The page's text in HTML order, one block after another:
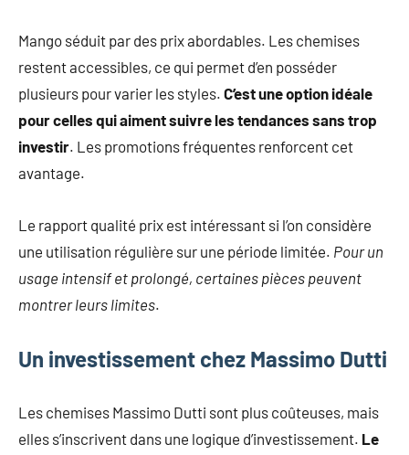
Mango séduit par des prix abordables. Les chemises
restent accessibles, ce qui permet d’en posséder
plusieurs pour varier les styles. C’est une option idéale
pour celles qui aiment suivre les tendances sans trop
investir. Les promotions fréquentes renforcent cet
avantage.
Le rapport qualité prix est intéressant si l’on considère
une utilisation régulière sur une période limitée. Pour un
usage intensif et prolongé, certaines pièces peuvent
montrer leurs limites.
Un investissement chez Massimo Dutti
Les chemises Massimo Dutti sont plus coûteuses, mais
elles s’inscrivent dans une logique d’investissement. Le